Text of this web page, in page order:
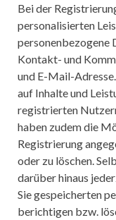
Bei der
personalisierten
personenbezogene
Kontakt- und
und E-Mail-
auf Inhalte und
registrierten
haben zudem die
Registrierung
oder zu löschen.
darüber hinaus
Sie gespeicherten
berichtigen bzw.